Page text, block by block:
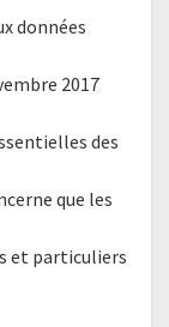
données
2017
des
que les
et particuliers